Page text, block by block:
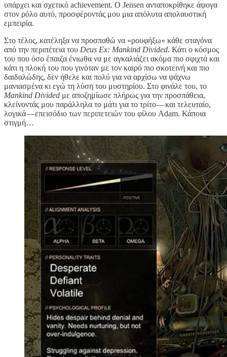
υπάρχει και σχετικό achievement. Ο Jensen ανταποκρίθηκε άψογα
στον ρόλο αυτό, προσφέροντάς μου μια απόλυτα απολαυστική
εμπειρία.
Στο τέλος, κατέληξα να προσπαθώ να «ρουφήξω» κάθε σταγόνα
από την περιπέτεια του Deus Ex: Mankind Divided. Κάτι ο κόσμος
του που όσο έπαιζα ένιωθα να με αγκαλιάζει ακόμα πιο σφιχτά και
κάτι η πλοκή του που γινόταν με τον καιρό πιο σκοτεινή και πιο
δαιδαλώδης, δεν ήθελε και πολύ για να αρχίσω να ψάχνω
μανιασμένα κι εγώ τη λύση του μυστηρίου. Στο φινάλε του, το
Mankind Divided με αποζημίωσε πλήρως για την προσπάθεια,
κλείνοντάς μου παράλληλα το μάτι για το τρίτο — και τελευταίο,
λογικά — επεισόδιο των περιπετειών του φίλου Adam. Κάποια
στιγμή…